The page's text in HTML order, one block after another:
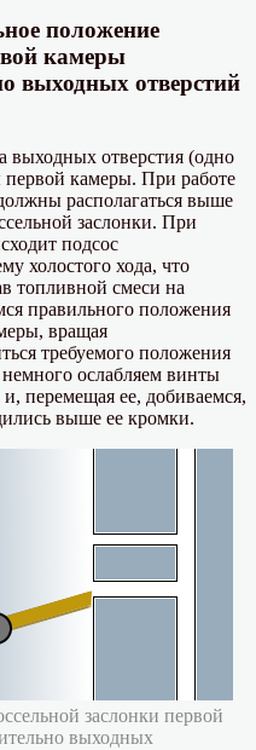
положение
камеры
выходных отверстий
выходных отверстия (одно
камеры. При работе
располагаться выше
заслонки. При
подсос
холостого хода, что
топливной смеси на
правильного положения
вращая
требуемого положения
ослабляем винты
перемещая ее, добиваемся,
выше ее кромки.
заслонки первой
выходных